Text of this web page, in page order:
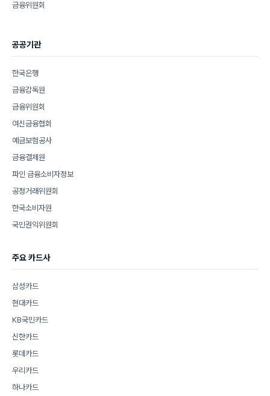
금융위원회
공공기관
한국은행
금융감독원
금융위원회
여신금융협회
예금보험공사
금융결제원
파인 금융소비자정보
공정거래위원회
한국소비자원
국민권익위원회
주요 카드사
삼성카드
현대카드
KB국민카드
신한카드
롯데카드
우리카드
하나카드